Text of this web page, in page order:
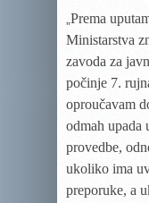
Prema
Ministarstva
zavoda za
počinje 7.
oproučavam
odmah upada
provedbe,
ukoliko ima
preporuke, a